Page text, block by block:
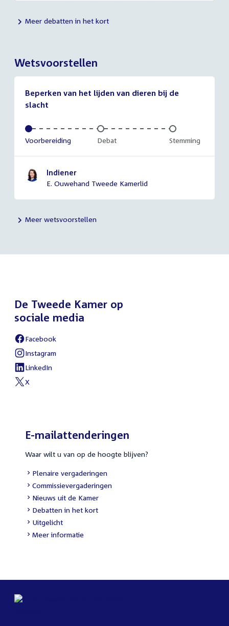
Meer debatten in het kort
Wetsvoorstellen
Beperken van het lijden van dieren bij de
slacht
Voltooid:
Voorbereiding Onvoltooid:
Debat Onvoltooid:
Stemming
Indiener
E. Ouwehand Tweede Kamerlid
Meer wetsvoorstellen
De Tweede Kamer op
sociale media
External
link:
Facebook
External
link:
Instagram
External
link:
LinkedIn
External
X
E-mailattenderingen
Waar wilt u van op de hoogte blijven?
External
link:
Plenaire vergaderingen
External
link:
Commissievergaderingen
External
link:
Nieuws uit de Kamer
External
link:
Debatten in het kort
External
link:
Uitgelicht
Meer informatie